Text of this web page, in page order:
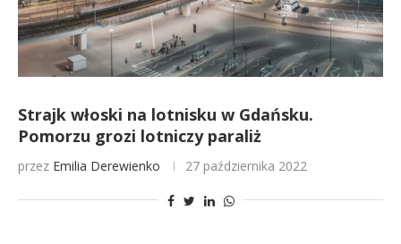
Strajk włoski na lotnisku w Gdańsku.
Pomorzu grozi lotniczy paraliż
przez Emilia Derewienko 27 października 2022